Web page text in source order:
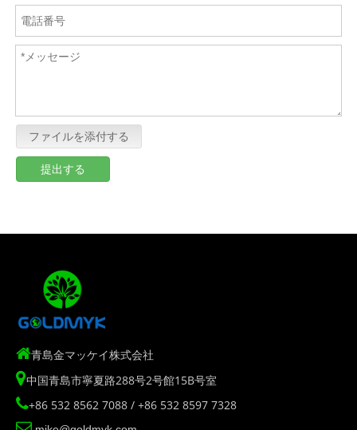
ファイルを添付する
提出する
青島金マッケイ株式会社
中国青島市寧夏路288号2号館15B号室
+86 532 8562 7088 / +86 532 8597 7328